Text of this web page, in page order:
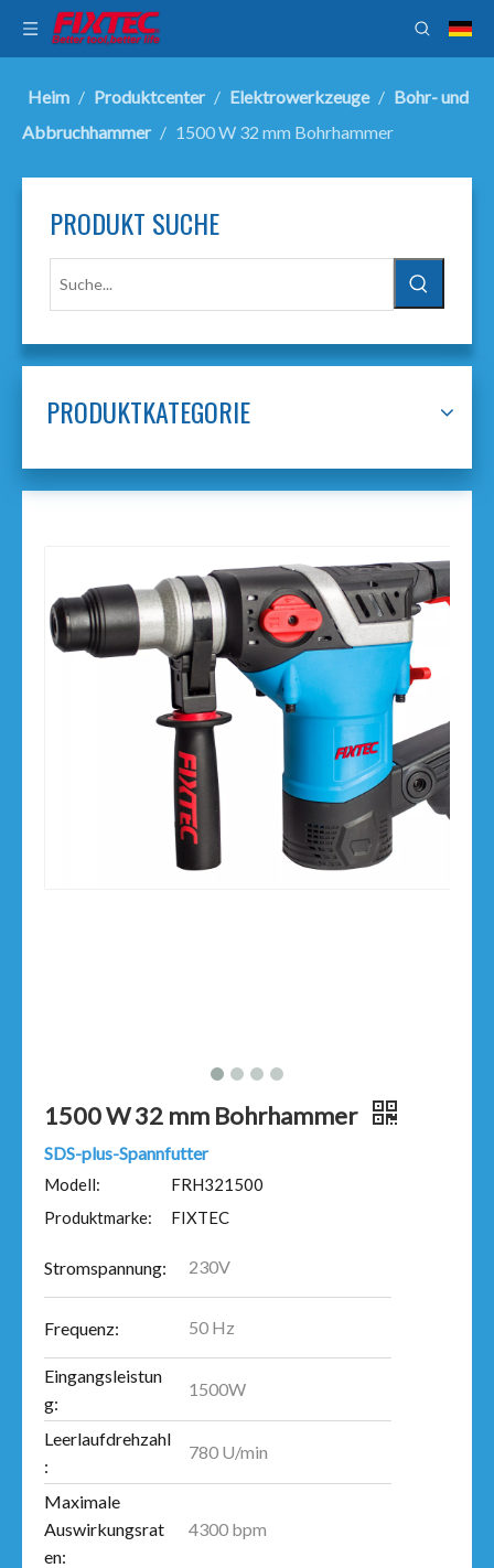
Heim / Produktcenter / Elektrowerkzeuge / Bohr- und
Abbruchhammer / 1500 W 32 mm Bohrhammer
PRODUKT SUCHE
PRODUKTKATEGORIE
1500 W 32 mm Bohrhammer
SDS-plus-Spannfutter
Modell:
FRH321500
Produktmarke:
FIXTEC
Stromspannung: 230V
Frequenz: 50 Hz
Eingangsleistun
g:
1500W
Leerlaufdrehzahl
:
780 U/min
Maximale
Auswirkungsrat
en:
4300 bpm